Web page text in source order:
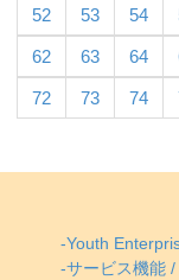
52 53 54
62 63 64
72 73 74
-Youth
-サービス機能